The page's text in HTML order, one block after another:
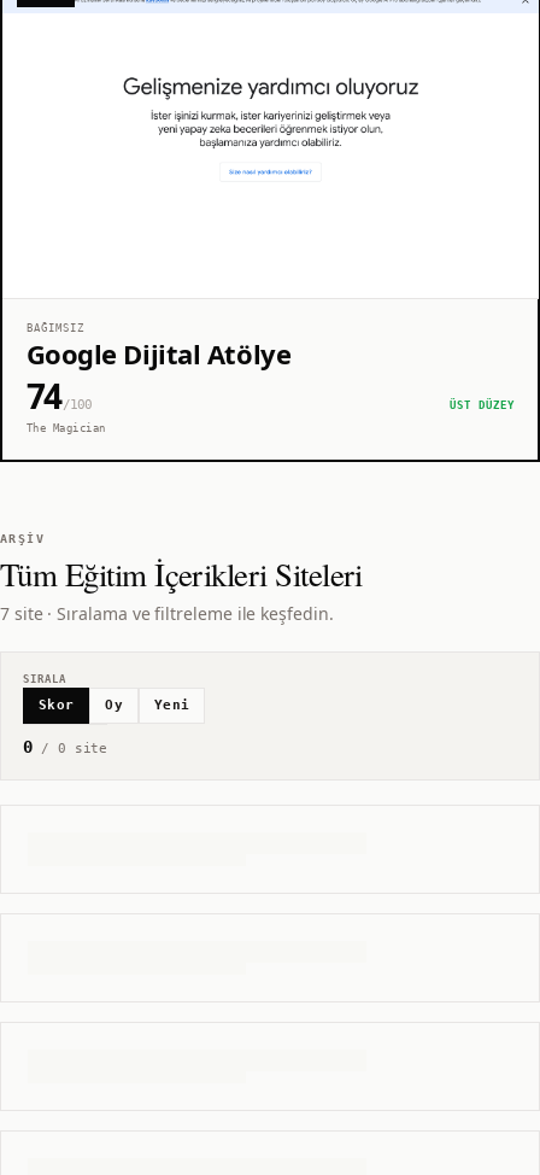
BAĞIMSIZ
Google Dijital Atölye
74/100
ÜST DÜZEY
The Magician
ARŞIV
TümEğitim İçerikleriSiteleri
7 site · Sıralama ve filtreleme ile keşfedin.
SIRALA
Skor Oy Yeni
0/ 0 site